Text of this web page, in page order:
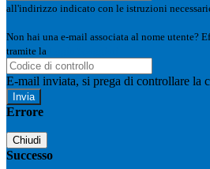
all'indirizzo indicato con le istruzioni
Non hai una e-mail associata al nome utente?
tramite la
E-mail inviata, si prega di controllare la
Errore
Chiudi
Successo